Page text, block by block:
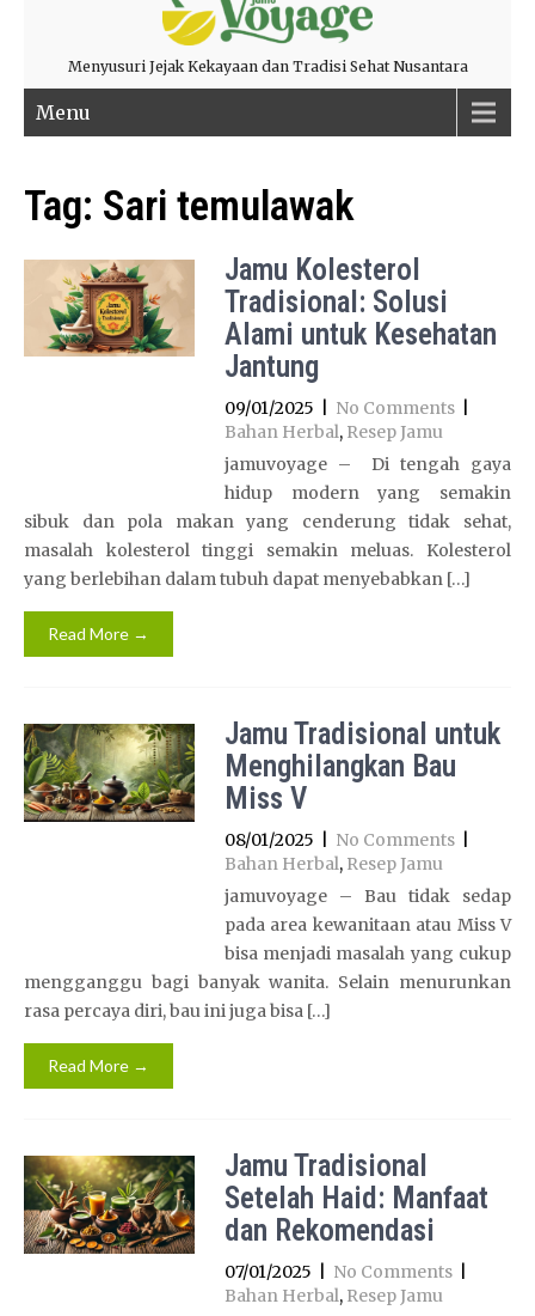
Menyusuri Jejak Kekayaan dan Tradisi Sehat Nusantara
Menu
Tag: Sari temulawak
Jamu Kolesterol
Tradisional: Solusi
Alami untuk Kesehatan
Jantung
09/01/2025 No Comments
Bahan Herbal, Resep Jamu
jamuvoyage – Di tengah gaya
hidup modern yang semakin
sibuk dan pola makan yang cenderung tidak sehat,
masalah kolesterol tinggi semakin meluas. Kolesterol
yang berlebihan dalam tubuh dapat menyebabkan […]
Read More →
Jamu Tradisional untuk
Menghilangkan Bau
Miss V
08/01/2025 No Comments
Bahan Herbal, Resep Jamu
jamuvoyage – Bau tidak sedap
pada area kewanitaan atau Miss V
bisa menjadi masalah yang cukup
mengganggu bagi banyak wanita. Selain menurunkan
rasa percaya diri, bau ini juga bisa […]
Read More →
Jamu Tradisional
Setelah Haid: Manfaat
dan Rekomendasi
07/01/2025 No Comments
Bahan Herbal, Resep Jamu